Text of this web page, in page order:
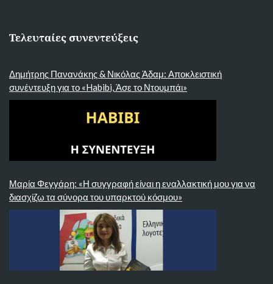
Τελευταίες συνεντεύξεις
Δημήτρης Πανανάκης & Νικόλας Άδαμ: Αποκλειστική
συνέντευξη για το «Habibi, Άσε το Ντουμπάι»
Μαρία Φεγγάρη: «Η συγγραφή είναι η εναλλακτική μου για να
διασχίζω τα σύνορα του υπαρκτού κόσμου»